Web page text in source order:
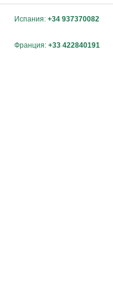
Испания: +34 937370082
Франция: +33 422840191